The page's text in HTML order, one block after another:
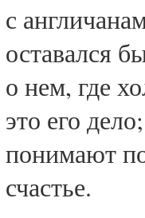
с
оставался
о нем, где
это его
понимают
счастье.